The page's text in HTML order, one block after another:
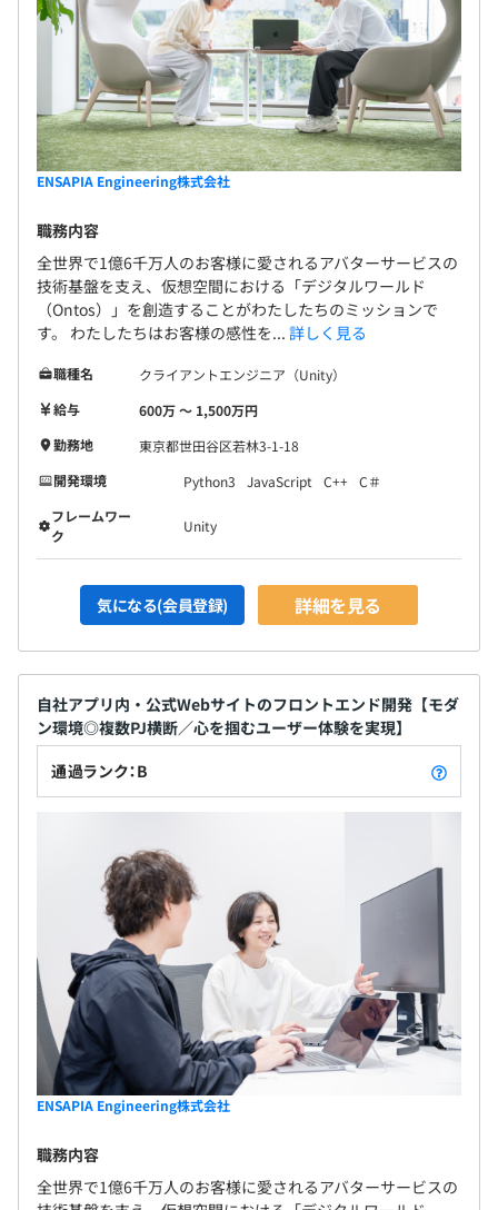
ENSAPIA Engineering株式会社
職務内容
全世界で1億6千万人のお客様に愛されるアバターサービスの
技術基盤を支え、仮想空間における「デジタルワールド
（Ontos）」を創造することがわたしたちのミッションで
す。 わたしたちはお客様の感性を... 詳しく見る
職種名
クライアントエンジニア（Unity）
給与
600万 〜 1,500万円
勤務地
東京都世田谷区若林3-1-18
開発環境
Python3 JavaScript C++ C＃
フレームワー
ク
Unity
気になる(会員登録) 詳細を見る
自社アプリ内・公式Webサイトのフロントエンド開発【モダ
ン環境◎複数PJ横断／心を掴むユーザー体験を実現】
通過ランク：B
ENSAPIA Engineering株式会社
職務内容
全世界で1億6千万人のお客様に愛されるアバターサービスの